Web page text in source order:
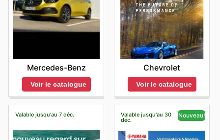
Mercedes-Benz
Voir le catalogue
Chevrolet
Voir le catalogue
Valable jusqu'au 7 déc. Valable jusqu'au 30
déc.
Nouveau!